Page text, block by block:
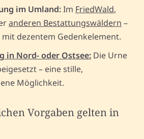
im Umland:Im FriedWald,
anderen Bestattungswäldern –
dezentem Gedenkelement.
in Nord- oder Ostsee: Die Urne
– eine stille,
Möglichkeit.
Vorgaben gelten in